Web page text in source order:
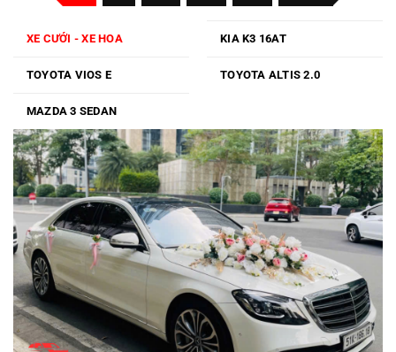
XE CƯỚI - XE HOA KIA K3 16AT
TOYOTA VIOS E TOYOTA ALTIS 2.0
MAZDA 3 SEDAN